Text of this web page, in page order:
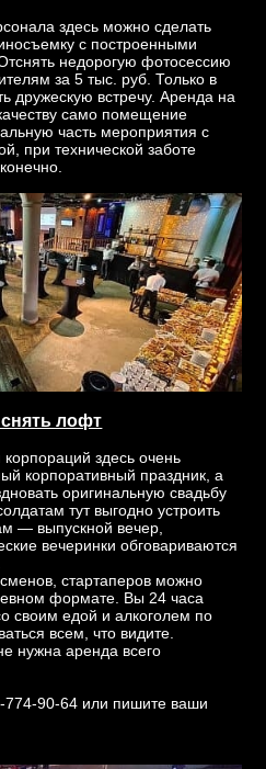
здесь можно сделать
с построенными
недорогую фотосессию
за 5 тыс. руб. Только в
дружескую встречу. Аренда на
само помещение
часть мероприятия с
при технической заботе
лофт
здесь очень
корпоративный праздник, а
оригинальную свадьбу
тут выгодно устроить
— выпускной вечер,
вечеринки обговариваются
стартаперов можно
формате. Вы 24 часа
своим едой и алкоголем по
всем, что видите.
нужна аренда всего
774-90-64 или пишите ваши